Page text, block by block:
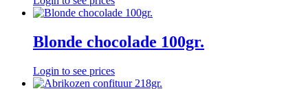
Blonde chocolade 100gr.
Login to see prices